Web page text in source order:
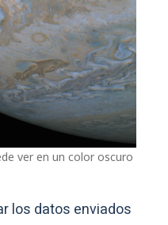
ver en un color oscuro
los datos enviados